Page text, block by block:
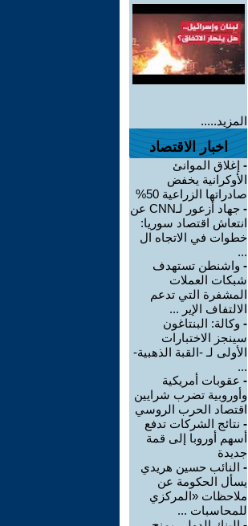
المزيد.....
اخبار الاقتصاد
- إغلاق الموانئ
الأوكرانية يخفض
صادراتها الزراعية 50%
-
جهاد أزعور لـCNN عن
انتعاش اقتصاد سوريا:
خطوات في الاتجاه ال
...
- واشنطن تستهدف
شبكات العملات
المشفرة التي تدعم
الالتفاف الإير ...
- وكالة: البنتاغون
سينجز الاختبارات
الأولى لـ -القبة الذهبية-
...
- عقوبات أمريكية
وأوروبية تضرب شرايين
اقتصاد الحرب الروسي
- نتائج الشركات تدفع
أسهم أوروبا إلى قمة
جديدة
- النائب حسين هريدي
يسأل الحكومة عن
ملاحظات «المركزي
للمحاسبات ...